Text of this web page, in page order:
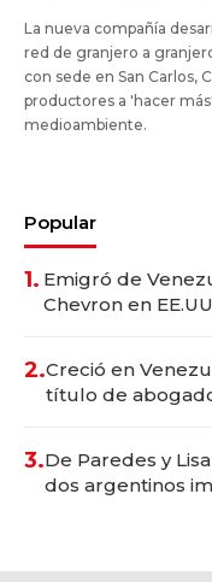
La nueva compañía
red de granjero a
con sede en San Carlos,
productores a 'hacer
medioambiente.
Popular
1. Emigró de
Chevron en
2.Creció en
título de
3.De Paredes y
dos argentinos